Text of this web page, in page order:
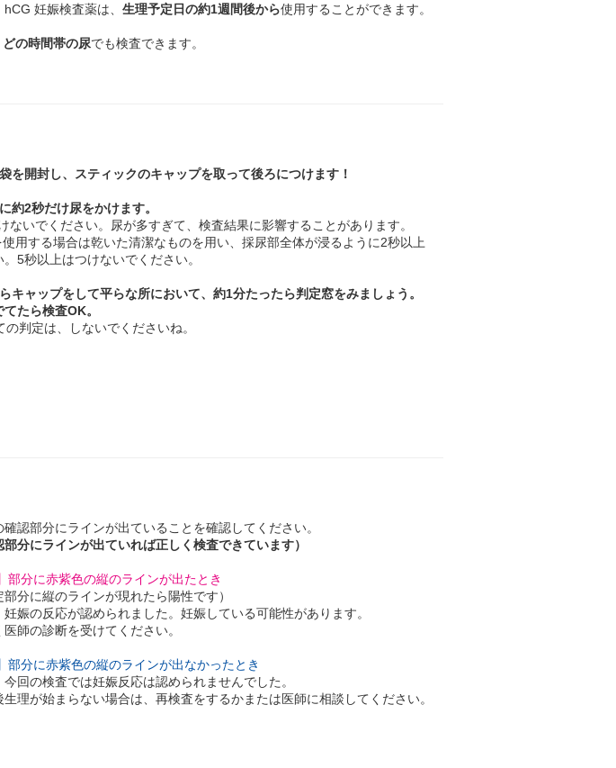
hCG 妊娠検査薬は、生理予定日の約1週間後から使用することができます。
の時間帯の尿でも検査できます。
を開封し、スティックのキャップを取って後ろにつけます！
約2秒だけ尿をかけます。
ないでください。尿が多すぎて、検査結果に影響することがあります。
用する場合は乾いた清潔なものを用い、採尿部全体が浸るように2秒以上
5秒以上はつけないでください。
キャップをして平らな所において、約1分たったら判定窓をみましょう。
たら検査OK。
判定は、しないでくださいね。
確認部分にラインが出ていることを確認してください。
部分にラインが出ていれば正しく検査できています）
部分に赤紫色の縦のラインが出たとき
部分に縦のラインが現れたら陽性です）
妊娠の反応が認められました。妊娠している可能性があります。
師の診断を受けてください。
部分に赤紫色の縦のラインが出なかったとき
今回の検査では妊娠反応は認められませんでした。
生理が始まらない場合は、再検査をするかまたは医師に相談してください。